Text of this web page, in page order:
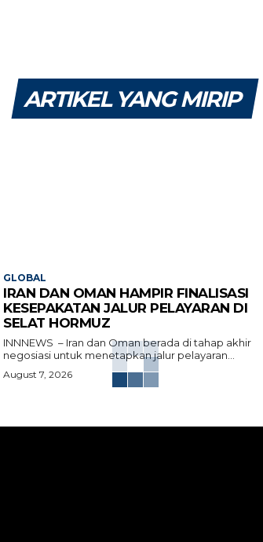
ARTIKEL YANG MIRIP
GLOBAL
IRAN DAN OMAN HAMPIR FINALISASI
KESEPAKATAN JALUR PELAYARAN DI
SELAT HORMUZ
INNNEWS – Iran dan Oman berada di tahap akhir
negosiasi untuk menetapkan jalur pelayaran...
August 7, 2026